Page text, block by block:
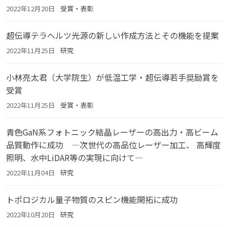
2022年12月20日 受賞・表彰
超伝導テラヘルツ光源の新しい作成方法とその機能を提案
2022年11月25日 研究
小林亮太君（大学院生）が低温工学・超伝導若手奨励賞を
受賞
2022年11月25日 受賞・表彰
青色GaN系フォトニック結晶レーザーの高出力・高ビーム
品質動作に成功 ―次世代の高品位レーザー加工、 高輝度
照明、水中LiDAR等の実現に向けて―
2022年11月04日 研究
トポロジカル量子物質のスピン機能開拓に成功
2022年10月20日 研究